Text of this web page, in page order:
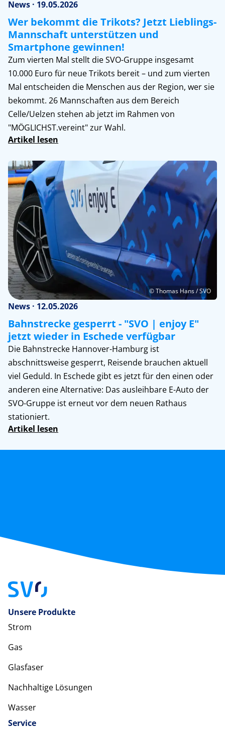
News · 19.05.2026
Wer bekommt die Trikots? Jetzt Lieblings-
Mannschaft unterstützen und
Smartphone gewinnen!
Zum vierten Mal stellt die SVO-Gruppe insgesamt
10.000 Euro für neue Trikots bereit – und zum vierten
Mal entscheiden die Menschen aus der Region, wer sie
bekommt. 26 Mannschaften aus dem Bereich
Celle/Uelzen stehen ab jetzt im Rahmen von
"MÖGLICHST.vereint" zur Wahl.
Artikel lesen
© Thomas Hans / SVO
News · 12.05.2026
Bahnstrecke gesperrt - "SVO | enjoy E"
jetzt wieder in Eschede verfügbar
Die Bahnstrecke Hannover-Hamburg ist
abschnittsweise gesperrt, Reisende brauchen aktuell
viel Geduld. In Eschede gibt es jetzt für den einen oder
anderen eine Alternative: Das ausleihbare E-Auto der
SVO-Gruppe ist erneut vor dem neuen Rathaus
stationiert.
Artikel lesen
Unsere Produkte
Strom
Gas
Glasfaser
Nachhaltige Lösungen
Wasser
Service